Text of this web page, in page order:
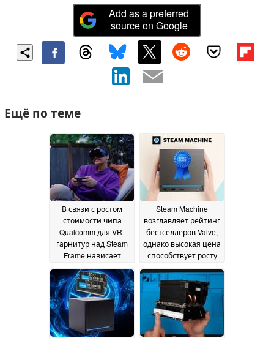
Add as a preferred
source on Google
Ещё по теме
В связи с ростом
стоимости чипа
Qualcomm для VR-
гарнитур над Steam
Frame нависает
цен26 July 2026
Steam Machine
возглавляет рейтинг
бестселлеров Valve,
однако высокая цена
способствует росту
ПК03 July 2026